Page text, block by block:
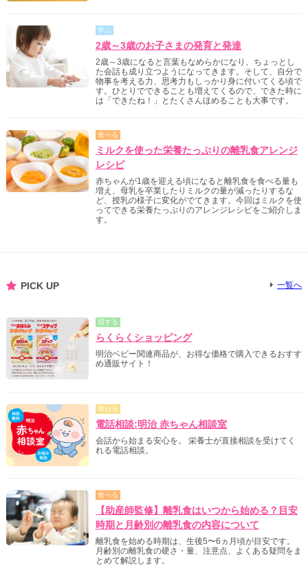
学ぶ
2歳～3歳のお子さまの発育と発達
2歳～3歳になると言葉もなめらかになり、ちょっとし
た会話も成り立つようになってきます。そして、自分で
物事を考える力、思考力もしっかり身に付いてくる頃で
す。ひとりでできることも増えてくるので、できた時に
は「できたね！」とたくさんほめることも大事です。
食べる
ミルクを使った栄養たっぷりの離乳食アレンジ
レシピ
赤ちゃんが1歳を迎える頃になると離乳食を食べる量も
増え、母乳を卒業したりミルクの量が減ったりするな
ど、授乳の様子に変化がでてきます。今回はミルクを使
ってできる栄養たっぷりのアレンジレシピをご紹介しま
す。
PICK UP 一覧へ
得する
らくらくショッピング
明治ベビー関連商品が、お得な価格で購入できるおすす
め通販サイト！
尋ねる
電話相談:明治 赤ちゃん相談室
会話から始まる安心を。 栄養士が直接相談を受けてく
れる電話相談。
食べる
【助産師監修】離乳食はいつから始める？目安
時期と月齢別の離乳食の内容について
離乳食を始める時期は、生後5〜6ヵ月頃が目安です。
月齢別の離乳食の硬さ・量、注意点、よくある疑問をま
とめて解説します。